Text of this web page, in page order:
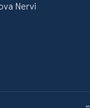
Nervi